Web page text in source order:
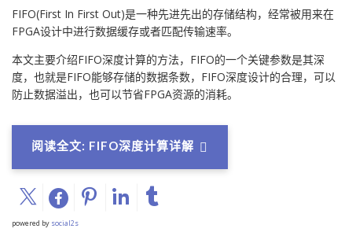
FIFO(First In First Out)是一种先进先出的存储结构，经常被用来在
FPGA设计中进行数据缓存或者匹配传输速率。
本文主要介绍FIFO深度计算的方法，FIFO的一个关键参数是其深
度，也就是FIFO能够存储的数据条数，FIFO深度设计的合理，可以
防止数据溢出，也可以节省FPGA资源的消耗。
阅读全文: FIFO深度计算详解
powered by social2s